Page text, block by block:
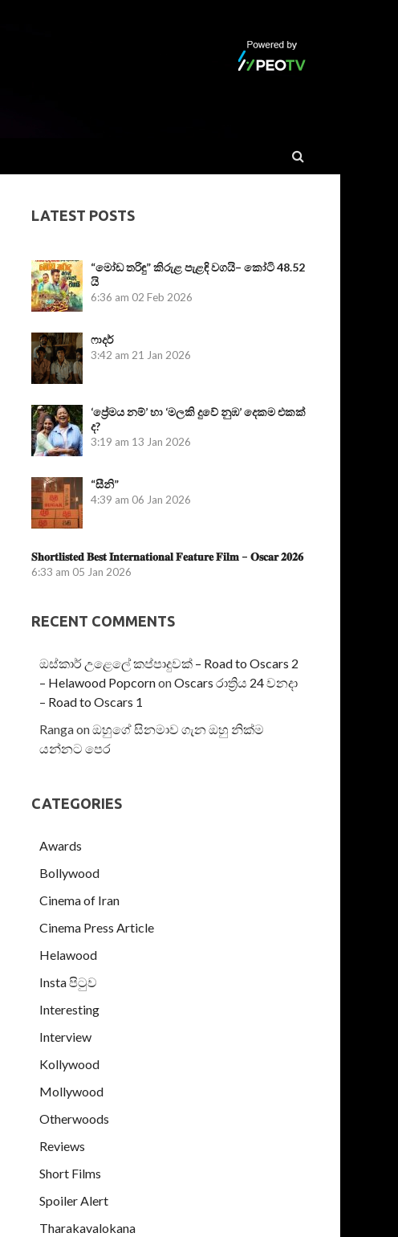
LATEST POSTS
“මෝඩ තරිඳු” කිරුළ පැළඳි වගයි– කෝටි 48.52
යි
6:36 am 02 Feb 2026
ෆාදර්
3:42 am 21 Jan 2026
‘ප්‍රේමය නම්’ හා ‘මලකි දුවේ නුඹ’ දෙකම එකක්
ද?
3:19 am 13 Jan 2026
“සීනි”
4:39 am 06 Jan 2026
𝐒𝐡𝐨𝐫𝐭𝐥𝐢𝐬𝐭𝐞𝐝 𝐁𝐞𝐬𝐭 𝐈𝐧𝐭𝐞𝐫𝐧𝐚𝐭𝐢𝐨𝐧𝐚𝐥 𝐅𝐞𝐚𝐭𝐮𝐫𝐞 𝐅𝐢𝐥𝐦 – 𝐎𝐬𝐜𝐚𝐫 𝟐𝟎𝟐𝟔
6:33 am 05 Jan 2026
RECENT COMMENTS
ඔස්කාර් උළෙලේ කප්පාදුවක් – Road to Oscars 2
– Helawood PopcornonOscars රාත්‍රිය 24 වනදා
– Road to Oscars 1
Rangaonඔහුගේ සිනමාව ගැන ඔහු නික්ම
යන්නට පෙර
CATEGORIES
Awards
Bollywood
Cinema of Iran
Cinema Press Article
Helawood
Insta පිටුව
Interesting
Interview
Kollywood
Mollywood
Otherwoods
Reviews
Short Films
Spoiler Alert
Tharakavalokana